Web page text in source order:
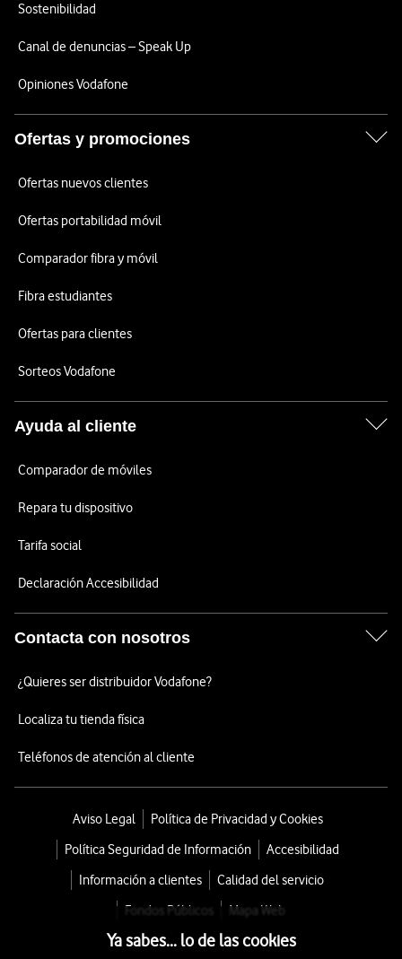
Sostenibilidad
Canal de denuncias – Speak Up
Opiniones Vodafone
Ofertas y promociones
Ofertas nuevos clientes
Ofertas portabilidad móvil
Comparador fibra y móvil
Fibra estudiantes
Ofertas para clientes
Sorteos Vodafone
Ayuda al cliente
Comparador de móviles
Repara tu dispositivo
Tarifa social
Declaración Accesibilidad
Contacta con nosotros
¿Quieres ser distribuidor Vodafone?
Localiza tu tienda física
Teléfonos de atención al cliente
Aviso Legal
Política de Privacidad y Cookies
Política Seguridad de Información
Accesibilidad
Información a clientes
Calidad del servicio
Fondos Públicos
Mapa Web
Ya sabes... lo de las cookies